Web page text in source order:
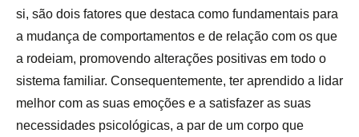
si, são dois fatores que destaca como fundamentais para
a mudança de comportamentos e de relação com os que
a rodeiam, promovendo alterações positivas em todo o
sistema familiar. Consequentemente, ter aprendido a lidar
melhor com as suas emoções e a satisfazer as suas
necessidades psicológicas, a par de um corpo que